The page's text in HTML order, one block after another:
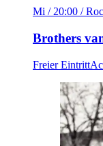
Mi / 20:00 /
Brothers
Freier Eintritt